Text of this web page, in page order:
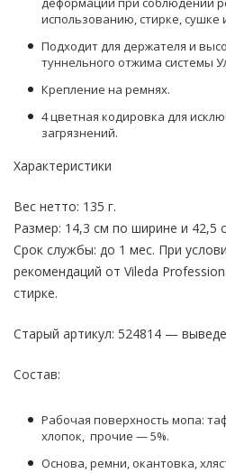
использованию, стирке, сушке
Подходит для держателя и
туннельного отжима системы
Крепление на ремнях.
4 цветная кодировка для
загрязнений.
Характеристики
Вес нетто: 135 г.
Размер: 14,3 см по ширине и 42,5
Срок службы: до 1 мес. При
рекомендаций от Vileda
стирке.
Старый артикул: 524814 —
Состав:
Рабочая поверхность мопа:
хлопок, прочие — 5%.
Основа, ремни, окантовка,